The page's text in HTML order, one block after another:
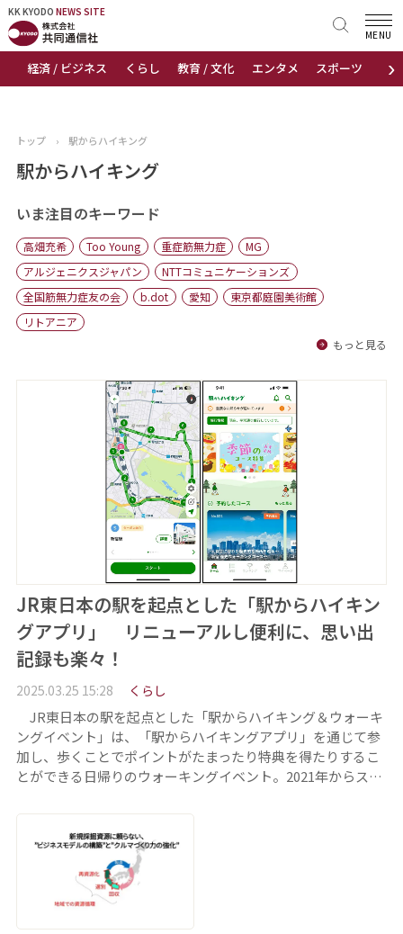
KK KYODO NEWS SITE
›
経済 / ビジネス くらし 教育 / 文化 エンタメ スポーツ 地域
MENU
KK KYODONEWS SITE
トップページ
ニュース
おすすめコンテンツ
出版物
会社概要
トップ › 駅からハイキング
駅からハイキング
いま注目のキーワード
高畑充希 Too Young 重症筋無力症
MG
アルジェニクスジャパン
NTTコミュニケーションズ
全国筋無力症友の会
b.dot 愛知
東京都庭園美術館
リトアニア
もっと見る
JR東日本の駅を起点とした「駅からハイキン
グアプリ」 リニューアルし便利に、思い出
記録も楽々！
2025.03.25 15:28 くらし
JR東日本の駅を起点とした「駅からハイキング＆ウォーキ
ングイベント」は、「駅からハイキングアプリ」を通じて参
加し、歩くことでポイントがたまったり特典を得たりするこ
とができる日帰りのウォーキングイベント。2021年からス…